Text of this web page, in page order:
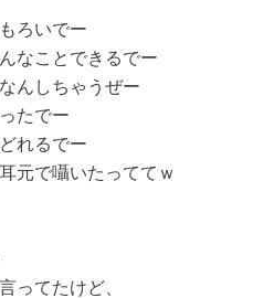
ろいでー
なことできるでー
んしちゃうぜー
たでー
れるでー
元で囁いたっててｗ
ってたけど、